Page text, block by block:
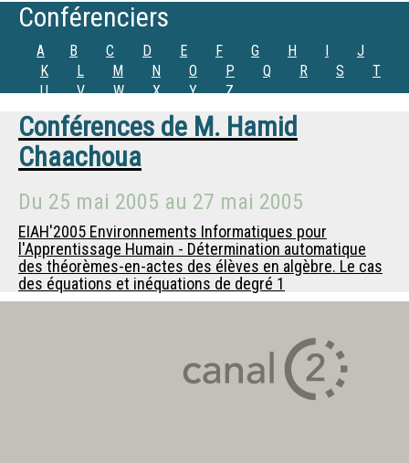
Conférenciers
A B C D E F G H I
J
K
L M N O P Q R S
T
U
V W X Y Z
Conférences de M. Hamid
Chaachoua
Du 25 mai 2005 au 27 mai 2005
EIAH'2005 Environnements Informatiques pour
l'Apprentissage Humain - Détermination automatique
des théorèmes-en-actes des élèves en algèbre. Le cas
des équations et inéquations de degré 1